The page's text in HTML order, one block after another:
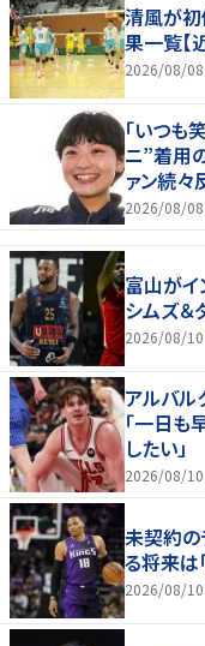
清風が
果一覧【
2026/08/08
「いつも
ニ”着用
ァン続々
2026/08/
富山がイ
シムズ＆
2026/08/
アルバル
「一日も
したい」
2026/08/
未契約の
る将来は
2026/08/